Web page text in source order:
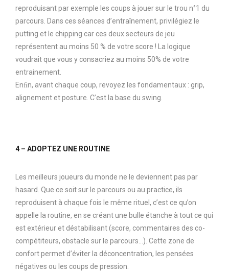
reproduisant par exemple les coups à jouer sur le trou n°1 du
parcours. Dans ces séances d’entraînement, privilégiez le
putting et le chipping car ces deux secteurs de jeu
représentent au moins 50 % de votre score ! La logique
voudrait que vous y consacriez au moins 50% de votre
entrainement.
Enﬁn, avant chaque coup, revoyez les fondamentaux : grip,
alignement et posture. C’est la base du swing.
4 – ADOPTEZ UNE ROUTINE
Les meilleurs joueurs du monde ne le deviennent pas par
hasard. Que ce soit sur le parcours ou au practice, ils
reproduisent à chaque fois le même rituel, c’est ce qu’on
appelle la routine, en se créant une bulle étanche à tout ce qui
est extérieur et déstabilisant (score, commentaires des co-
compétiteurs, obstacle sur le parcours…). Cette zone de
confort permet d’éviter la déconcentration, les pensées
négatives ou les coups de pression.